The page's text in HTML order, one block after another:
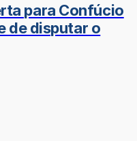
para Confúcio
de disputar o